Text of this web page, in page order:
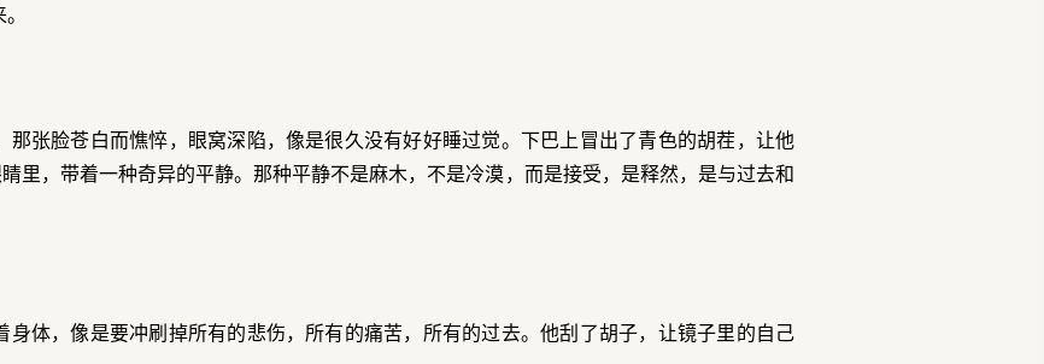
那张脸苍白而憔悴，眼窝深陷，像是很久没有好好睡过觉。下巴上冒出了青色的胡茬，让他
里，带着一种奇异的平静。那种平静不是麻木，不是冷漠，而是接受，是释然，是与过去和
身体，像是要冲刷掉所有的悲伤，所有的痛苦，所有的过去。他刮了胡子，让镜子里的自己